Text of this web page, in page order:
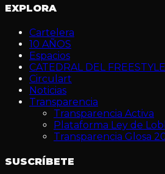
EXPLORA
Cartelera
10 AÑOS
Espacios
CATEDRAL DEL FREESTYLE
Circulart
Noticias
Transparencia
Transparencia Activa
Plataforma Ley de
Transparencia Glosa
SUSCRÍBETE